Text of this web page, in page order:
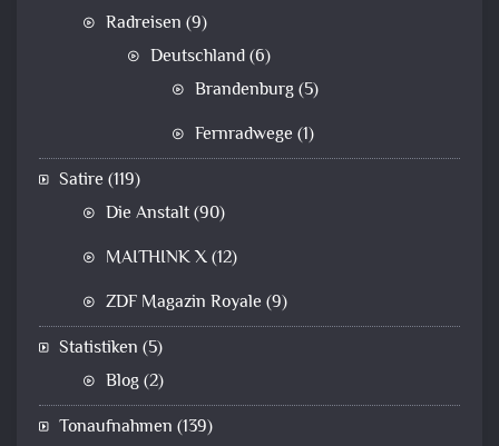
Radreisen (9)
Deutschland(6)
Brandenburg(5)
Fernradwege (1)
Satire (119)
Die Anstalt(90)
MAITHINK X(12)
ZDF Magazin Royale (9)
Statistiken (5)
Blog(2)
Tonaufnahmen (139)